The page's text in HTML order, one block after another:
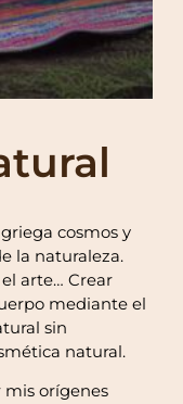
cosmos y
la naturaleza.
arte… Crear
mediante el
sin
natural.
mis orígenes